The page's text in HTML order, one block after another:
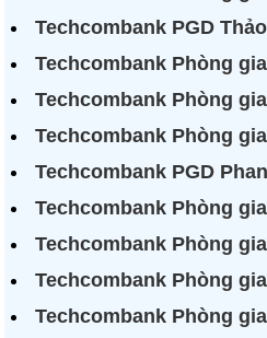
Techcombank PGD
Techcombank Phòng
Techcombank Phòng
Techcombank Phòng
Techcombank PGD
Techcombank Phòng
Techcombank Phòng
Techcombank Phòng
Techcombank Phòng